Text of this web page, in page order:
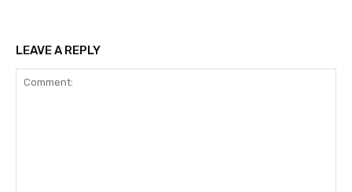
LEAVE A REPLY